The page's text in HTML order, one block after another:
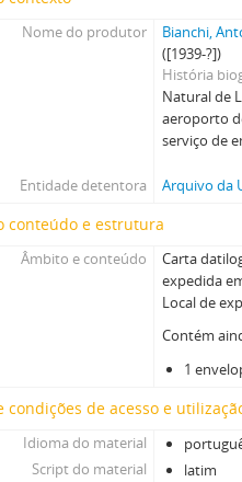
Nome do produtor
Bianchi,
([1939-?])
História
Natural de
aeroporto
serviço de
Entidade detentora Arquivo da
conteúdo e estrutura
Âmbito e conteúdo
Carta
expedida
Local de
Contém
1
condições de acesso e
Idioma do material
Script do material
latim